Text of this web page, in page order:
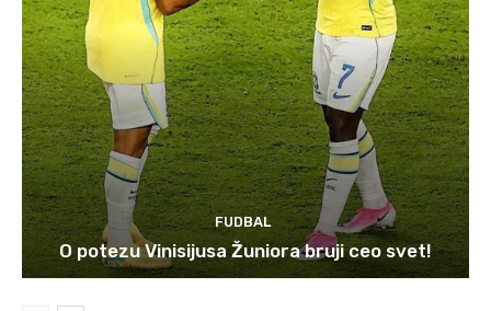
FUDBAL
O potezu Vinisijusa Žuniora bruji ceo svet!